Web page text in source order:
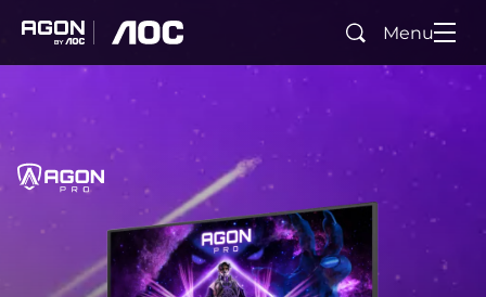
agon aoc
Pesquisar
Menu
Início